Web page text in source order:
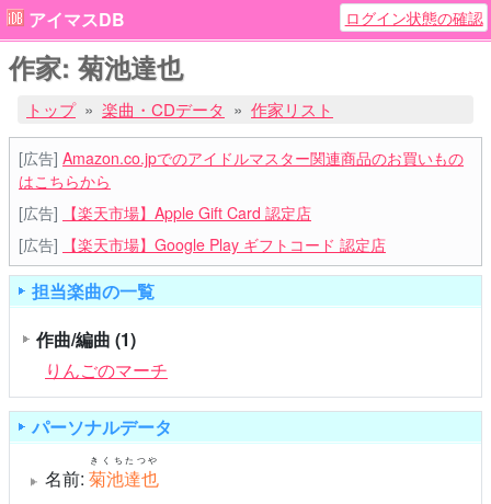
アイマスDB ログイン状態の確認
作家: 菊池達也
トップ 楽曲・CDデータ 作家リスト
[広告] Amazon.co.jpでのアイドルマスター関連商品のお買いもの
はこちらから
[広告]
【楽天市場】Apple Gift Card 認定店
[広告]
【楽天市場】Google Play ギフトコード 認定店
担当楽曲の一覧
作曲/編曲 (1)
りんごのマーチ
パーソナルデータ
名前: 菊池達也
きくちたつや